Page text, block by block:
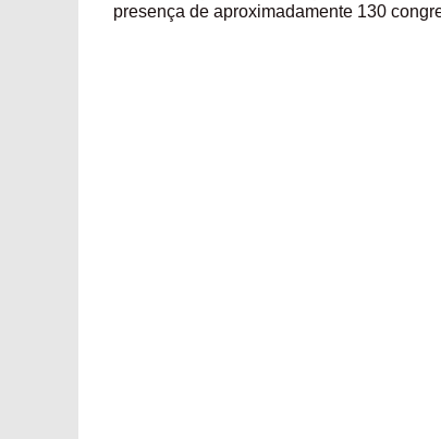
presença de aproximadamente 130